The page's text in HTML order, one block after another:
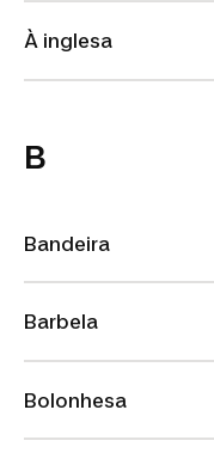
À inglesa
B
Bandeira
Barbela
Bolonhesa